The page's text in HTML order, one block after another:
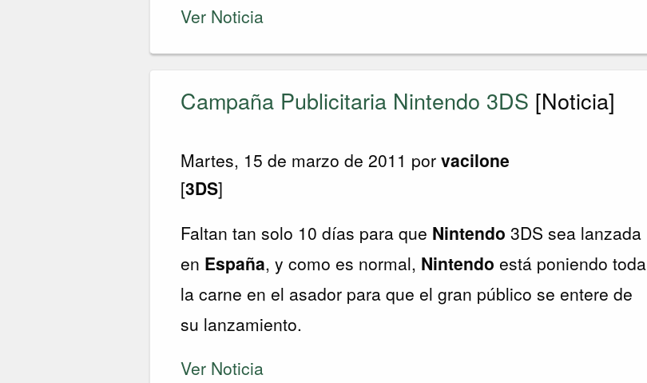
Ver Noticia
Campaña Publicitaria Nintendo 3DS [Noticia]
Martes, 15 de marzo de 2011 porvacilone
[3DS]
Faltan tan solo 10 días para que Nintendo3DS sea lanzada
en España, y como es normal, Nintendoestá poniendo toda
la carne en el asador para que el gran público se entere de
su lanzamiento.
Ver Noticia